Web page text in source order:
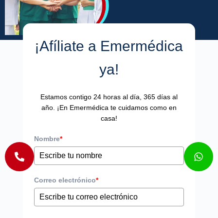
¡Afíliate a Emermédica
ya!
Estamos contigo 24 horas al día, 365 días al
año. ¡En Emermédica te cuidamos como en
casa!
Nombre*
Correo electrónico*